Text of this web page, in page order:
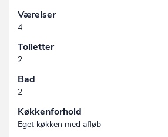
Værelser
4
Toiletter
2
Bad
2
Køkkenforhold
Eget køkken med afløb